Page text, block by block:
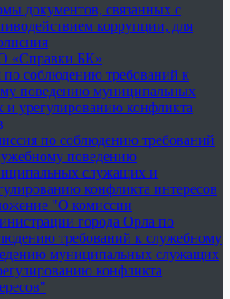
документов, связанных с
коррупции, для
«Справки БК»
по соблюдению требований к
поведению муниципальных
и урегулированию конфликта
по соблюдению требований
поведению
служащих и
конфликта интересов
"О комиссии
города Орла по
требований к служебному
муниципальных служащих
конфликта